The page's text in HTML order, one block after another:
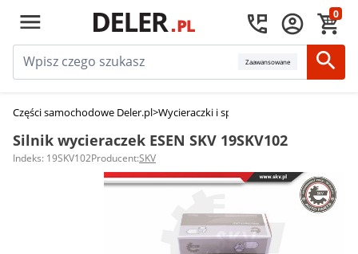
0
Zaawansowane
Części samochodowe Deler.pl>Wycieraczki i spryskiwacze
Silnik wycieraczek ESEN SKV 19SKV102
Indeks: 19SKV102Producent:SKV